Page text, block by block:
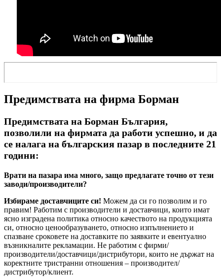
Предимствата на фирма Борман
Предимствата на Борман България,
позволили на фирмата да работи успешно, и да
се налага на българския пазар в последните 21
години:
Врати на пазара има много, защо предлагате точно от тези
заводи/производители?
Избираме доставчиците си! Можем да си го позволим и го
правим! Работим с производители и доставчици, които имат
ясно изградена политика относно качеството на продукцията
си, относно ценообразуването, относно изпълнението и
спазване сроковете на доставките по заявките и евентуално
възникналите рекламации. Не работим с фирми/
производители/доставчици/дистрибутори, които не държат на
коректните тристранни отношения – производител/
дистрибутор/клиент.